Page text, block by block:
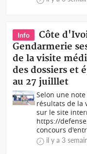
Info
Côte
Gendarmerie
de la visite
des dossiers et
au 27 juilllet
Selon une
résultats de la
sur le site
https://
concours
il y a 3